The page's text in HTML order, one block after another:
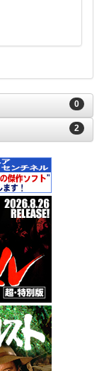
0
2